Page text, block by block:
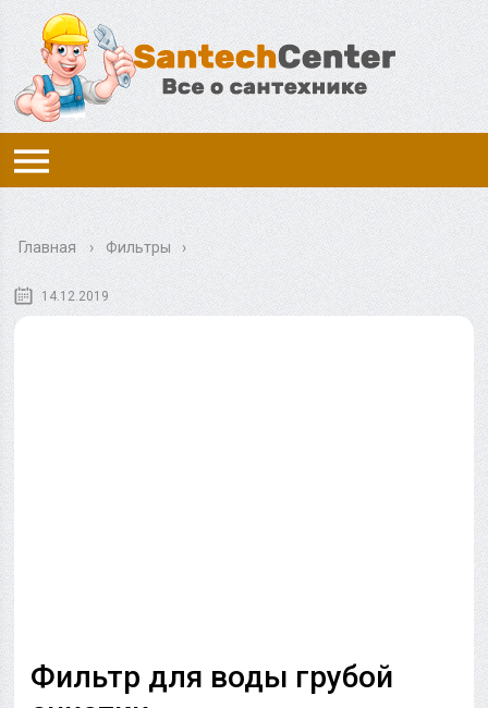
Главная › Фильтры
14.12.2019
Фильтр для воды грубой